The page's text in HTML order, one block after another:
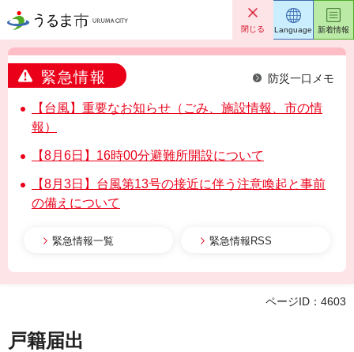
うるま市 閉じる
緊急情報 防災一口メモ
【台風】重要なお知らせ（ごみ、施設情報、市の情
報）
【8月6日】16時00分避難所開設について
【8月3日】台風第13号の接近に伴う注意喚起と事前
の備えについて
緊急情報一覧 緊急情報RSS
Language 新着情報
ページID：4603
戸籍届出